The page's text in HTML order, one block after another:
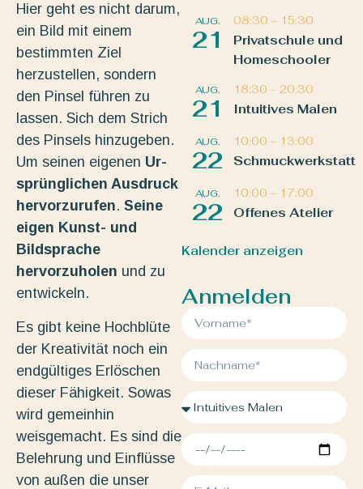
Hier geht es nicht darum,
ein Bild mit einem
bestimmten Ziel
herzustellen, sondern
den Pinsel führen zu
lassen. Sich dem Strich
des Pinsels hinzugeben.
Um seinen eigenen Ur-
sprünglichen Ausdruck
hervorzurufen. Seine
eigen Kunst- und
Bildsprache
hervorzuholen und zu
entwickeln.
Es gibt keine Hochblüte
der Kreativität noch ein
endgültiges Erlöschen
dieser Fähigkeit. Sowas
wird gemeinhin
weisgemacht. Es sind die
Belehrung und Einflüsse
von außen die unser
AUG.
21
08:30 – 15:30
Privatschule und
Homeschooler
AUG.
21
18:30 – 20:30
Intuitives Malen
AUG.
22
10:00 – 13:00
Schmuckwerkstatt
AUG.
22
10:00 – 17:00
Offenes Atelier
Kalender anzeigen
Anmelden